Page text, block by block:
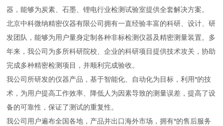
器，能够为炭素、石墨、锂电行业检测试验室提供全套解决方案。
北京中科微纳精密仪器有限公司拥有一直经验丰富的科研、设计、研
发团队，能够为用户量身定制各种非标检测仪器及精密测量装置。多
年来，我公司为多所科研院校、企业的科研项目提供技术攻关，协助
完成多种精密检测项目，并顺利完成验收。
我公司所研发的仪器产品，基于智能化、自动化为目标，利用*的技
术，为用户提高工作效率、降低人为因素导致的测量误差，提高了设
备的可靠性，保证了测试的重复性。
我公司用户遍布全国各地，产品并出口海外市场，拥有*的售后服务